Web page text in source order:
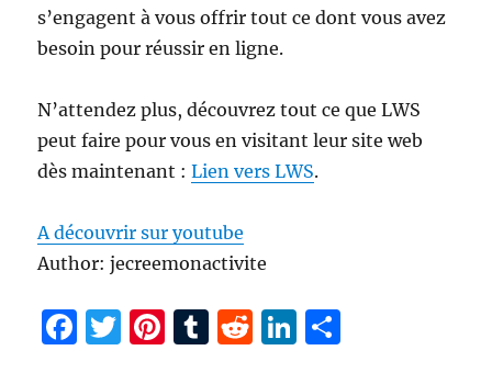
s’engagent à vous offrir tout ce dont vous avez
besoin pour réussir en ligne.
N’attendez plus, découvrez tout ce que LWS
peut faire pour vous en visitant leur site web
dès maintenant :Lien vers LWS.
A découvrir sur youtube
Author: jecreemonactivite
F
T
Pi T
R
Li